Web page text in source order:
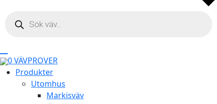
search
0VÄVPROVER
Produkter
Utomhus
Markisväv